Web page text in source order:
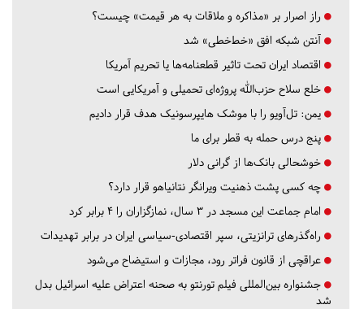
راز اصرار بر «مذاکره و ملاقات به هر قیمت» چیست؟
آنتن شبکه افق «خط‌خطی» شد
اقتصاد ایران تحت تاثیر قطعنامه‌ها یا تحریم‌ آمریکا
خلع سلاح حزب‌الله پروژه‌ای تحمیلی و آمریکایی است
یمن: تل‌آویو را با موشک هایپرسونیک هدف قرار دادیم
پنج درس‌ حمله به قطر برای ما
خوشحالی بانک‌ها از گرانی دلار
چه کسی پشت ذهنیت ویرانگر نتانیاهو قرار دارد؟
امام جماعت این مسجد در ۳ سال، نمازگزاران را ۴ برابر کرد
راه‌گذرهای ترانزیتی، سپر اقتصادی-سیاسی ایران در برابر تهدیدات
عراقچی از قانون فراتر رود، مجازات و استیضاح می‌شود
جشنواره بین‌المللی فیلم تورنتو به صحنه اعتراض علیه اسرائیل بدل
شد